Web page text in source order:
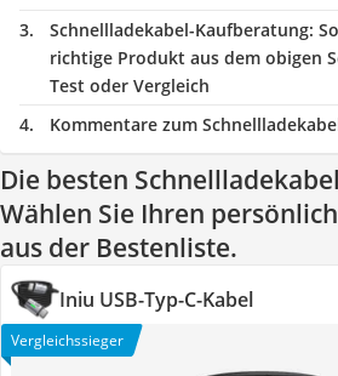
Schnellladekabel-Kaufberatung:
richtige Produkt aus dem obigen
Test oder Vergleich
Kommentare zum
Die besten
Wählen Sie Ihren
aus der Bestenliste.
Iniu USB-Typ-C-Kabel
Vergleichssieger